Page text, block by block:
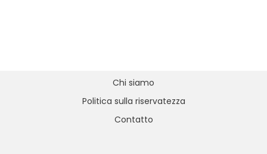
Chi siamo
Politica sulla riservatezza
Contatto